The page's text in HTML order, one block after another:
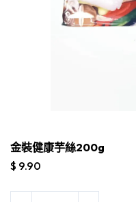
金裝健康芋絲200g
$ 9.90